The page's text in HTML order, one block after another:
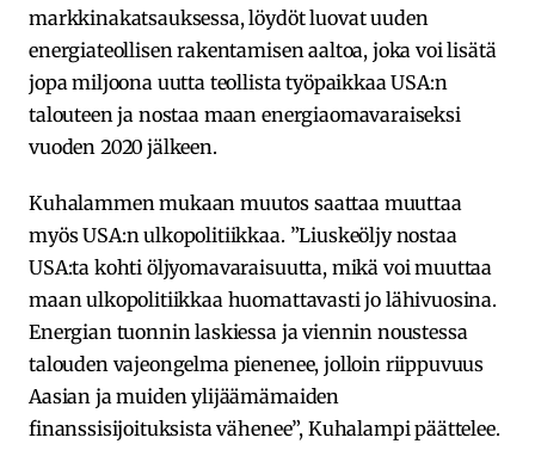
markkinakatsauksessa, löydöt luovat uuden
energiateollisen rakentamisen aaltoa, joka voi lisätä
jopa miljoona uutta teollista työpaikkaa USA:n
talouteen ja nostaa maan energiaomavaraiseksi
vuoden 2020 jälkeen.
Kuhalammen mukaan muutos saattaa muuttaa
myös USA:n ulkopolitiikkaa. ”Liuskeöljy nostaa
USA:ta kohti öljyomavaraisuutta, mikä voi muuttaa
maan ulkopolitiikkaa huomattavasti jo lähivuosina.
Energian tuonnin laskiessa ja viennin noustessa
talouden vajeongelma pienenee, jolloin riippuvuus
Aasian ja muiden ylijäämämaiden
finanssisijoituksista vähenee”, Kuhalampi päättelee.